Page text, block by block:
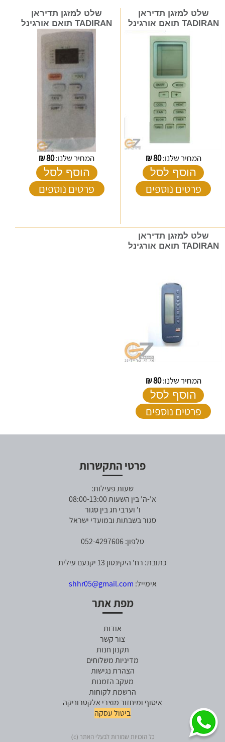
שלט למזגן תדיראן
TADIRAN תואם אורגינל
המחיר שלנו:80
₪
הוסף לסל
פרטים נוספים
שלט למזגן תדיראן
TADIRAN תואם אורגינל
המחיר שלנו:80
₪
הוסף לסל
פרטים נוספים
שלט למזגן תדיראן
TADIRAN תואם אורגינל
המחיר שלנו:80
₪
הוסף לסל
פרטים נוספים
פרטי התקשרות
שעות פעילות:
א'-ה' בין השעות 08:00-13:00
ו' וערבי חג בין סגור
סגור בשבתות ובמועדי ישראל
טלפון: 052-4297606
כתובת: רח' היקינטון 13 יקנעם עילית
אימייל: shhr05@gmail.com
מפת אתר
אודות
צור קשר
תקנון חנות
מדיניות משלוחים
הצהרת נגישות
מעקב הזמנות
הרשמת לקוחות
איסוף ומיחזור מוצרי אלקטרוניקה
ביטול עסקה
כל הזכויות שמורות לבעלי האתר (c)